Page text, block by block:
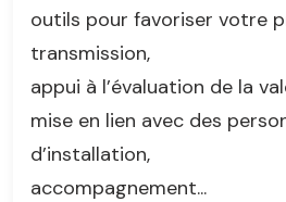
outils pour favoriser votre
transmission,
appui à l’évaluation de la
mise en lien avec des
d’installation,
accompagnement...